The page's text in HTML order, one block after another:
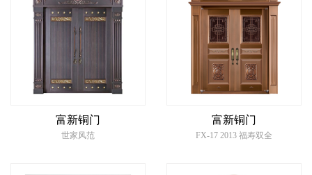
富新铜门
世家风范
富新铜门
FX-17 2013 福寿双全